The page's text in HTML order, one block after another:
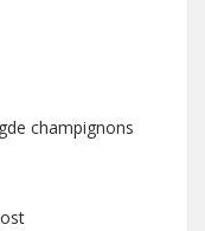
champignons